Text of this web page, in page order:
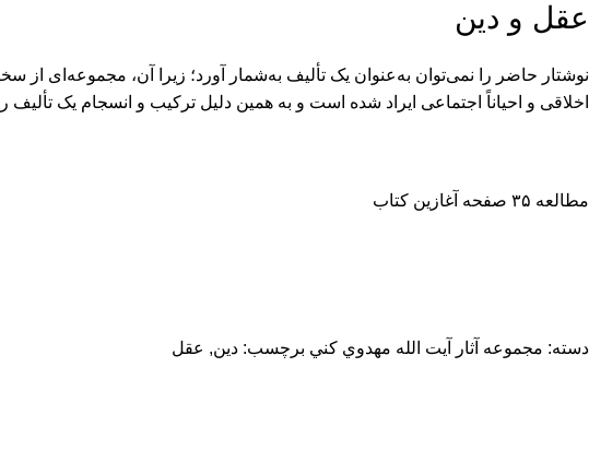
عقل و دین
نوشتار حاضر را نمی‌توان به‌عنوان یک تألیف به‌شمار آورد؛ زیرا آن، مجموعه‌ای
اخلاقی و احیاناً اجتماعی ایراد شده است و به همین دلیل ترکیب و انسجام یک
مطالعه ۳۵ صفحه آغازین کتاب
دسته: مجموعه آثار آيت الله مهدوي كني برچسب: دین, عقل